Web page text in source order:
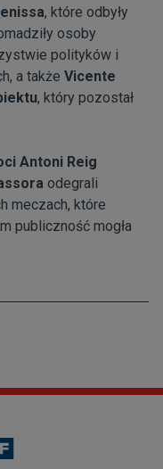
, które odbyły
osoby
polityków i
a także Vicente
, który pozostał
Antoni Reig
odegrali
meczach, które
publiczność mogła